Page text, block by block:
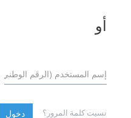
أو
نسيت كلمة المرور؟ دخول